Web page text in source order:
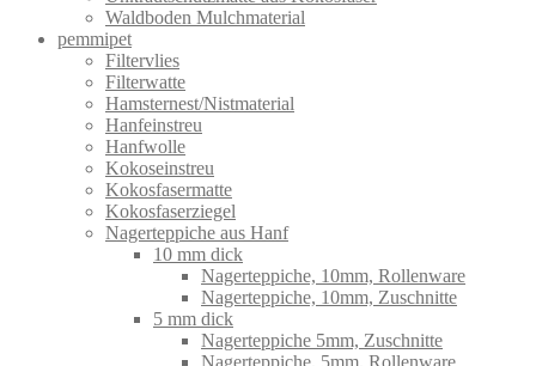
Waldboden Mulchmaterial
pemmipet
Filtervlies
Filterwatte
Hamsternest/Nistmaterial
Hanfeinstreu
Hanfwolle
Kokoseinstreu
Kokosfasermatte
Kokosfaserziegel
Nagerteppiche aus Hanf
10 mm dick
Nagerteppiche, 10mm, Rollenware
Nagerteppiche, 10mm, Zuschnitte
5 mm dick
Nagerteppiche 5mm, Zuschnitte
Nagerteppiche, 5mm, Rollenware